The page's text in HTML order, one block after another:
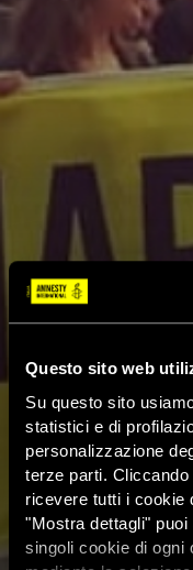
Questo sito web
Su questo sito
statistici e di
personalizzazione
terze parti.
ricevere tutti i cookie
"Mostra dettagli"
singoli cookie di ogni